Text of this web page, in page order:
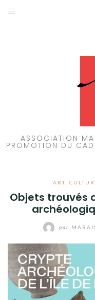
Aller
ASSOCIATION
PROMOTION DU
ART
Objets trouvés
par